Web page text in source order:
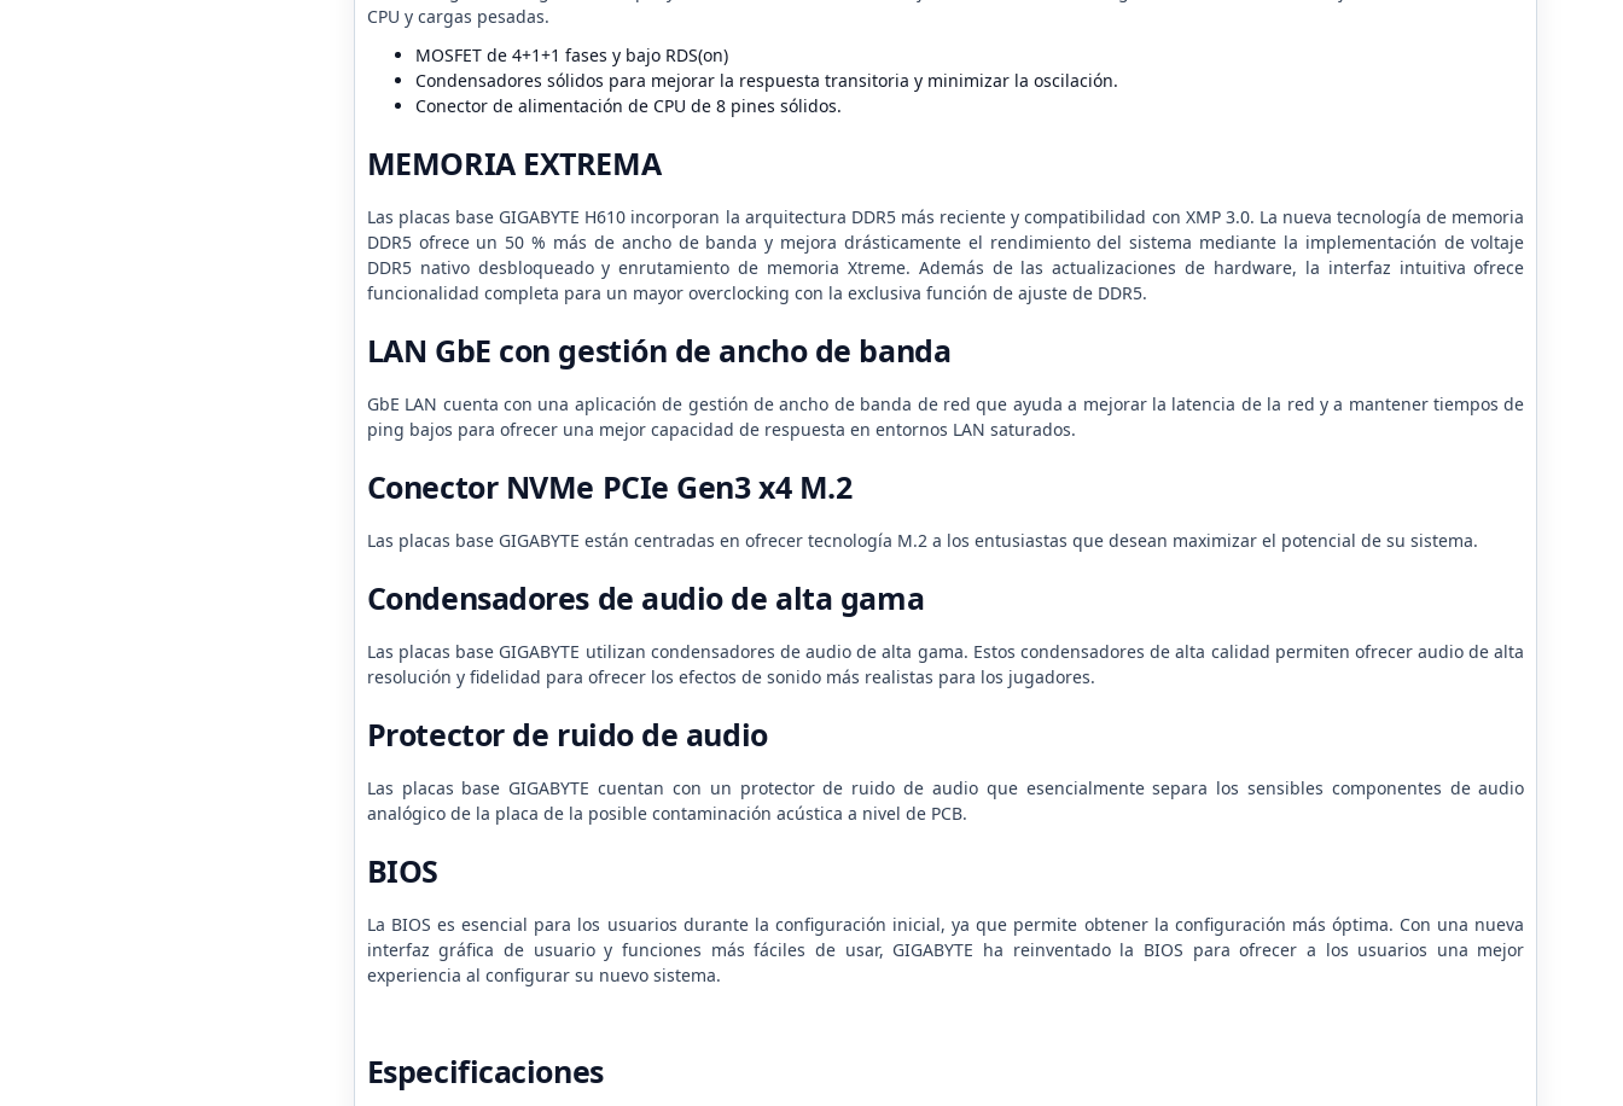
CPU y cargas pesadas.
MOSFET de 4+1+1 fases y bajo RDS(on)
Condensadores sólidos para mejorar la respuesta transitoria y minimizar la oscilación.
Conector de alimentación de CPU de 8 pines sólidos.
MEMORIA EXTREMA
Las placas base GIGABYTE H610 incorporan la arquitectura DDR5 más reciente y compatibilidad con XMP 3.0. La nueva tecnología de memoria
DDR5 ofrece un 50 % más de ancho de banda y mejora drásticamente el rendimiento del sistema mediante la implementación de voltaje
DDR5 nativo desbloqueado y enrutamiento de memoria Xtreme. Además de las actualizaciones de hardware, la interfaz intuitiva ofrece
funcionalidad completa para un mayor overclocking con la exclusiva función de ajuste de DDR5.
LAN GbE con gestión de ancho de banda
GbE LAN cuenta con una aplicación de gestión de ancho de banda de red que ayuda a mejorar la latencia de la red y a mantener tiempos de
ping bajos para ofrecer una mejor capacidad de respuesta en entornos LAN saturados.
Conector NVMe PCIe Gen3 x4 M.2
Las placas base GIGABYTE están centradas en ofrecer tecnología M.2 a los entusiastas que desean maximizar el potencial de su sistema.
Condensadores de audio de alta gama
Las placas base GIGABYTE utilizan condensadores de audio de alta gama. Estos condensadores de alta calidad permiten ofrecer audio de alta
resolución y fidelidad para ofrecer los efectos de sonido más realistas para los jugadores.
Protector de ruido de audio
Las placas base GIGABYTE cuentan con un protector de ruido de audio que esencialmente separa los sensibles componentes de audio
analógico de la placa de la posible contaminación acústica a nivel de PCB.
BIOS
La BIOS es esencial para los usuarios durante la configuración inicial, ya que permite obtener la configuración más óptima. Con una nueva
interfaz gráfica de usuario y funciones más fáciles de usar, GIGABYTE ha reinventado la BIOS para ofrecer a los usuarios una mejor
experiencia al configurar su nuevo sistema.
Especificaciones